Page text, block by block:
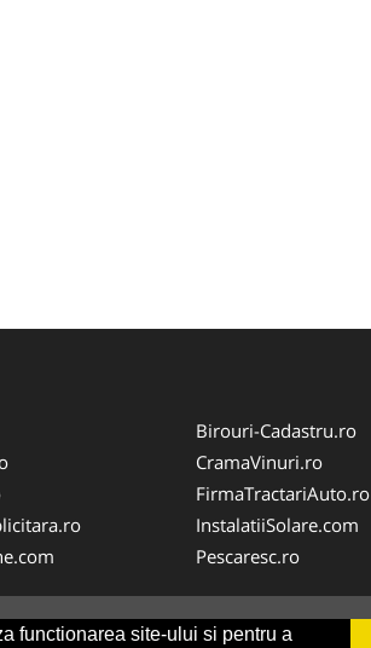
functionarea site-ului si pentru a
Birouri-Cadastru.ro
CramaVinuri.ro
FirmaTractariAuto.ro
InstalatiiSolare.com
Pescaresc.ro